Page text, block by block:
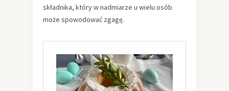
składnika, który w nadmiarze u wielu osób
może spowodować zgagę.